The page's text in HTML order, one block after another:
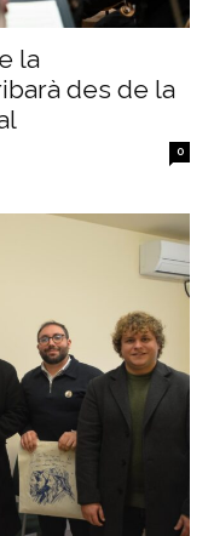
la
des de la
0